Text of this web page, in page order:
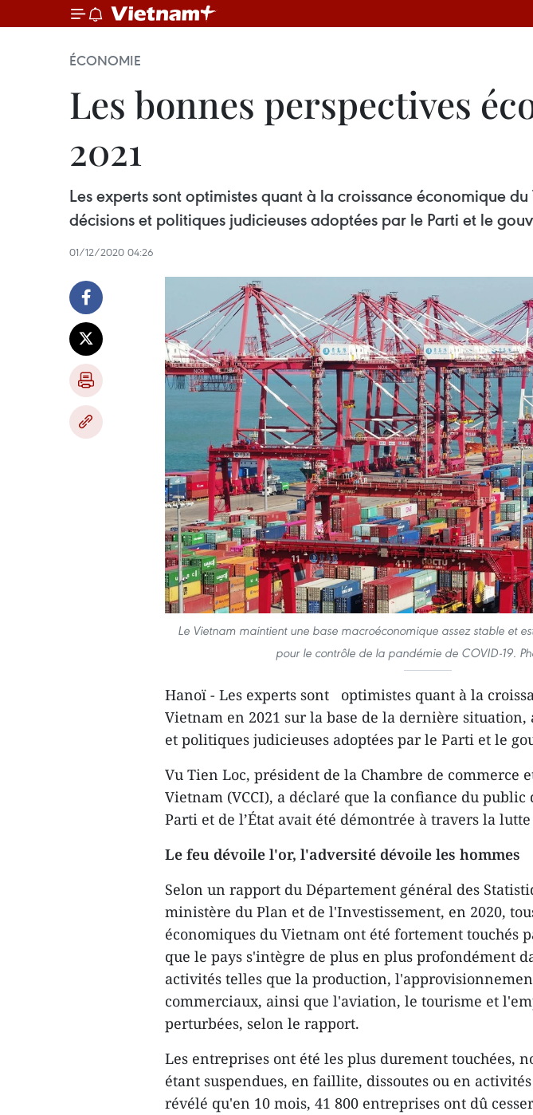
ÉCONOMIE
Les bonnes perspectives
2021
Les experts sont optimistes quant à la croissance économique
décisions et politiques judicieuses adoptées par le Parti et le
01/12/2020 04:26
Le Vietnam maintient une base macroéconomique assez stable et
pour le contrôle de la pandémie de COVID-19.
Hanoï - Les experts sont optimistes quant à la
Vietnam en 2021 sur la base de la dernière situation,
et politiques judicieuses adoptées par le Parti et le
Vu Tien Loc, président de la Chambre de commerce
Vietnam (VCCI), a déclaré que la confiance du
Parti et de l’État avait été démontrée à travers la
Le feu dévoile l'or, l'adversité dévoile les hommes
Selon un rapport du Département général des
ministère du Plan et de l'Investissement, en 2020,
économiques du Vietnam ont été fortement touchés
que le pays s'intègre de plus en plus profondément
activités telles que la production,
commerciaux, ainsi que l'aviation, le tourisme et
perturbées, selon le rapport.
Les entreprises ont été les plus durement touchées,
étant suspendues, en faillite, dissoutes ou en
révélé qu'en 10 mois, 41 800 entreprises ont dû